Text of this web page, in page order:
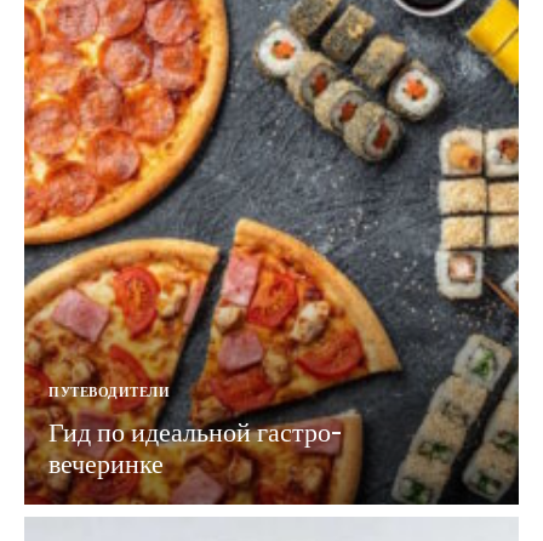
ПУТЕВОДИТЕЛИ
Гид по идеальной гастро-
вечеринке